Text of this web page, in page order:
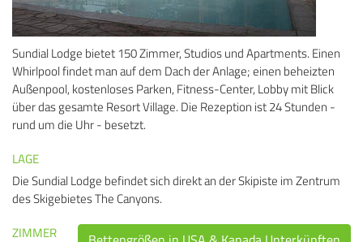
Sundial Lodge bietet 150 Zimmer, Studios und Apartments. Einen
Whirlpool findet man auf dem Dach der Anlage; einen beheizten
Außenpool, kostenloses Parken, Fitness-Center, Lobby mit Blick
über das gesamte Resort Village. Die Rezeption ist 24 Stunden -
rund um die Uhr - besetzt.
LAGE
Die Sundial Lodge befindet sich direkt an der Skipiste im Zentrum
des Skigebietes The Canyons.
ZIMMER